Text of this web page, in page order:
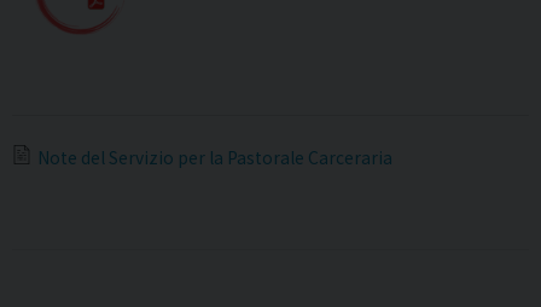
Note del Servizio per la Pastorale Carceraria